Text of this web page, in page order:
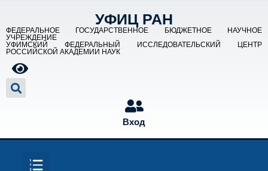
УФИЦ РАН
ФЕДЕРАЛЬНОЕ ГОСУДАРСТВЕННОЕ БЮДЖЕТНОЕ НАУЧНОЕ
УЧРЕЖДЕНИЕ
УФИМСКИЙ ФЕДЕРАЛЬНЫЙ ИССЛЕДОВАТЕЛЬСКИЙ ЦЕНТР
РОССИЙСКОЙ АКАДЕМИИ НАУК
Вход